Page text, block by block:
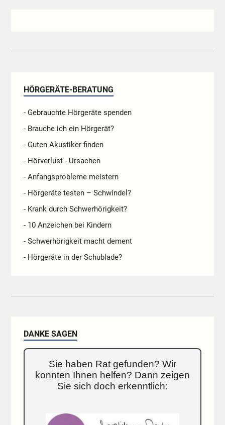
HÖRGERÄTE-BERATUNG
- Gebrauchte Hörgeräte spenden
- Brauche ich ein Hörgerät?
- Guten Akustiker finden
- Hörverlust - Ursachen
- Anfangsprobleme meistern
- Hörgeräte testen – Schwindel?
- Krank durch Schwerhörigkeit?
- 10 Anzeichen bei Kindern
- Schwerhörigkeit macht dement
- Hörgeräte in der Schublade?
DANKE SAGEN
Sie haben Rat gefunden? Wir
konnten Ihnen helfen? Dann zeigen
Sie sich doch erkenntlich: